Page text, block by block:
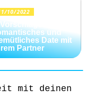
10/2022
für ein
und
Date mit
Partner
mit deinen